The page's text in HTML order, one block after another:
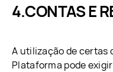
CONTAS E
A utilização de certas
Plataforma pode